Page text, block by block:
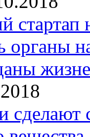
стартап
органы